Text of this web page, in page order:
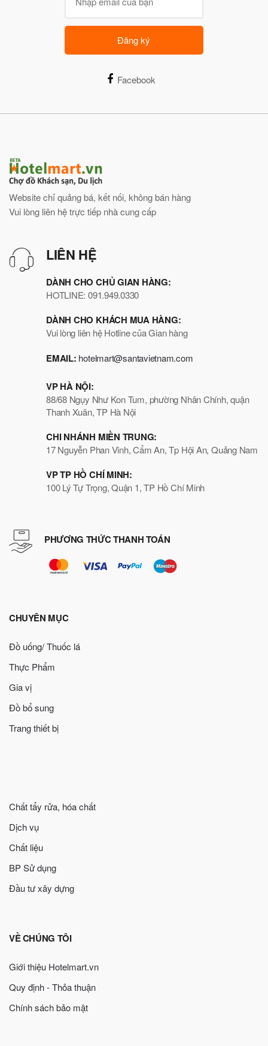
Đăng ký
Facebook
Website chỉ quảng bá, kết nối, không bán hàng
Vui lòng liên hệ trực tiếp nhà cung cấp
LIÊN HỆ
DÀNH CHO CHỦ GIAN HÀNG:
HOTLINE: 091.949.0330
DÀNH CHO KHÁCH MUA HÀNG:
Vui lòng liên hệ Hotline của Gian hàng
EMAIL: hotelmart@santavietnam.com
VP HÀ NỘI:
88/68 Ngụy Như Kon Tum, phường Nhân Chính, quận
Thanh Xuân, TP Hà Nội
CHI NHÁNH MIỀN TRUNG:
17 Nguyễn Phan Vinh, Cẩm An, Tp Hội An, Quảng Nam
VP TP HỒ CHÍ MINH:
100 Lý Tự Trọng, Quận 1, TP Hồ Chí Minh
PHƯƠNG THỨC THANH TOÁN
CHUYÊN MỤC
Đồ uống/ Thuốc lá
Thực Phẩm
Gia vị
Đồ bổ sung
Trang thiết bị
Chất tẩy rửa, hóa chất
Dịch vụ
Chất liệu
BP Sử dụng
Đầu tư xây dựng
VỀ CHÚNG TÔI
Giới thiệu Hotelmart.vn
Quy định - Thỏa thuận
Chính sách bảo mật